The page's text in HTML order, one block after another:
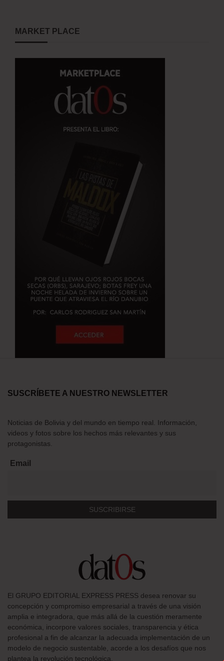
MARKET PLACE
SUSCRÍBETE A NUESTRO NEWSLETTER
Noticias de Bolivia y del mundo en tiempo real. Información,
videos y fotos sobre los hechos más relevantes y sus
protagonistas.
Email
El GRUPO EDITORIAL EXPRESS PRESS desea renovar su
concepción y compromiso empresarial a través de una visión
amplia e integradora, que más allá de la cuestión meramente
económica, incorpore valores sociales, transparencia y ética
profesional a fin de alcanzar la adecuada implementación de un
modelo de negocio sustentable, acorde a los desafíos que nos
plantea la revolución tecnológica.